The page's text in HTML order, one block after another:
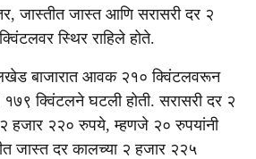
जास्तीत जास्त आणि सरासरी दर २
स्थिर राहिले होते.
बाजारात आवक २१० क्विंटलवरून
क्विंटलने घटली होती. सरासरी दर २
हजार २२० रुपये, म्हणजे २० रुपयांनी
जास्त दर कालच्या २ हजार २२५